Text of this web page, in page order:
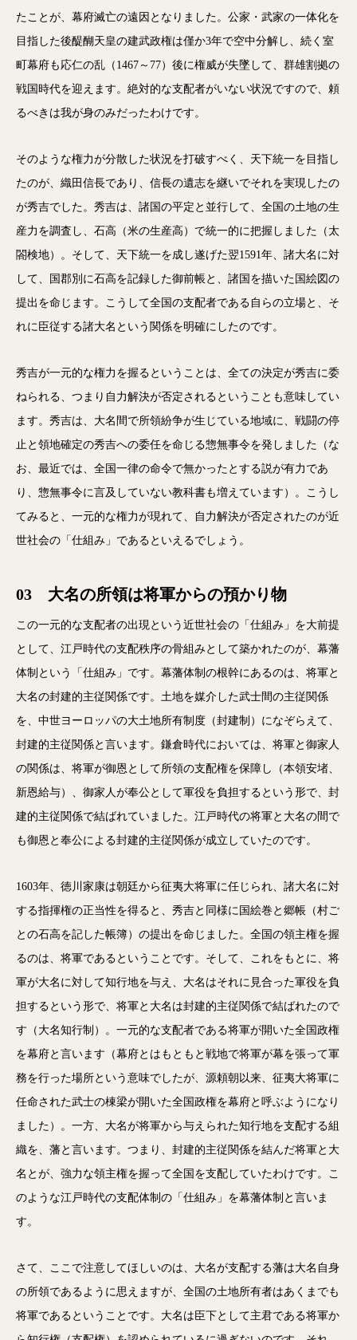
たことが、幕府滅亡の遠因となりました。公家・武家の一体化を
目指した後醍醐天皇の建武政権は僅か3年で空中分解し、続く室
町幕府も応仁の乱（1467～77）後に権威が失墜して、群雄割拠の
戦国時代を迎えます。絶対的な支配者がいない状況ですので、頼
るべきは我が身のみだったわけです。
そのような権力が分散した状況を打破すべく、天下統一を目指し
たのが、織田信長であり、信長の遺志を継いでそれを実現したの
が秀吉でした。秀吉は、諸国の平定と並行して、全国の土地の生
産力を調査し、石高（米の生産高）で統一的に把握しました（太
閤検地）。そして、天下統一を成し遂げた翌1591年、諸大名に対
して、国郡別に石高を記録した御前帳と、諸国を描いた国絵図の
提出を命じます。こうして全国の支配者である自らの立場と、そ
れに臣従する諸大名という関係を明確にしたのです。
秀吉が一元的な権力を握るということは、全ての決定が秀吉に委
ねられる、つまり自力解決が否定されるということも意味してい
ます。秀吉は、大名間で所領紛争が生じている地域に、戦闘の停
止と領地確定の秀吉への委任を命じる惣無事令を発しました（な
お、最近では、全国一律の命令で無かったとする説が有力であ
り、惣無事令に言及していない教科書も増えています）。こうし
てみると、一元的な権力が現れて、自力解決が否定されたのが近
世社会の「仕組み」であるといえるでしょう。
03 大名の所領は将軍からの預かり物
この一元的な支配者の出現という近世社会の「仕組み」を大前提
として、江戸時代の支配秩序の骨組みとして築かれたのが、幕藩
体制という「仕組み」です。幕藩体制の根幹にあるのは、将軍と
大名の封建的主従関係です。土地を媒介した武士間の主従関係
を、中世ヨーロッパの大土地所有制度（封建制）になぞらえて、
封建的主従関係と言います。鎌倉時代においては、将軍と御家人
の関係は、将軍が御恩として所領の支配権を保障し（本領安堵、
新恩給与）、御家人が奉公として軍役を負担するという形で、封
建的主従関係で結ばれていました。江戸時代の将軍と大名の間で
も御恩と奉公による封建的主従関係が成立していたのです。
1603年、徳川家康は朝廷から征夷大将軍に任じられ、諸大名に対
する指揮権の正当性を得ると、秀吉と同様に国絵巻と郷帳（村ご
との石高を記した帳簿）の提出を命じました。全国の領主権を握
るのは、将軍であるということです。そして、これをもとに、将
軍が大名に対して知行地を与え、大名はそれに見合った軍役を負
担するという形で、将軍と大名は封建的主従関係で結ばれたので
す（大名知行制）。一元的な支配者である将軍が開いた全国政権
を幕府と言います（幕府とはもともと戦地で将軍が幕を張って軍
務を行った場所という意味でしたが、源頼朝以来、征夷大将軍に
任命された武士の棟梁が開いた全国政権を幕府と呼ぶようになり
ました）。一方、大名が将軍から与えられた知行地を支配する組
織を、藩と言います。つまり、封建的主従関係を結んだ将軍と大
名とが、強力な領主権を握って全国を支配していたわけです。こ
のような江戸時代の支配体制の「仕組み」を幕藩体制と言いま
す。
さて、ここで注意してほしいのは、大名が支配する藩は大名自身
の所領であるように思えますが、全国の土地所有者はあくまでも
将軍であるということです。大名は臣下として主君である将軍か